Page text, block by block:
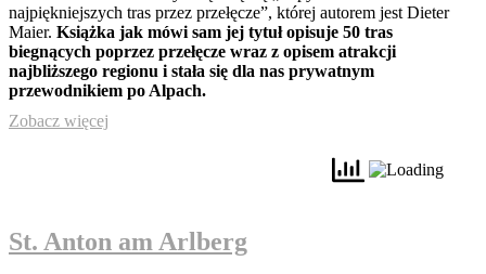
najpiękniejszych tras przez przełęcze”, której autorem jest Dieter
Maier. Książka jak mówi sam jej tytuł opisuje 50 tras
biegnących poprzez przełęcze wraz z opisem atrakcji
najbliższego regionu i stała się dla nas prywatnym
przewodnikiem po Alpach.
Zobacz więcej
St. Anton am Arlberg